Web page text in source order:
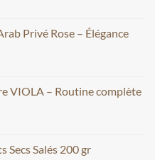
Privé Rose – Élégance
VIOLA – Routine complète
Secs Salés 200 gr